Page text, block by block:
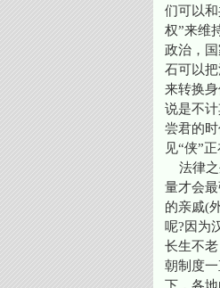
们可以
权”来维
政治，
石可以
来转换
说是不
尝君的
见“侠”
法律之
量才会
的亲戚(
呢?因为
长生不
朝制度